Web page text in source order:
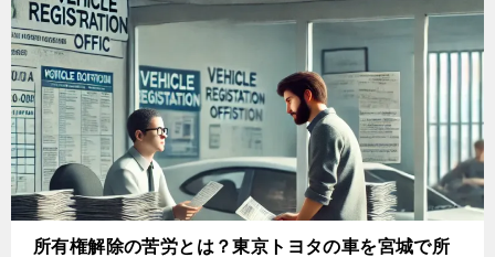
所有権解除の苦労とは？東京トヨタの車を宮城で所